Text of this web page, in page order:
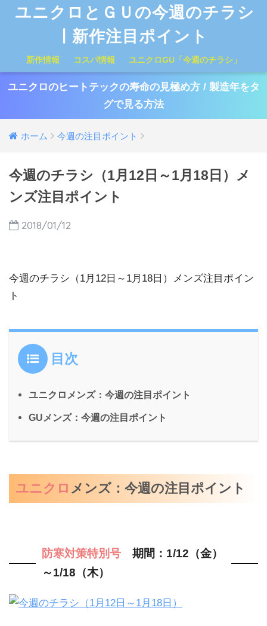
ユニクロとＧＵの今週のチラシ
| 新作注目ポイント
新作情報 コスパ情報 ユニクロGU「今週のチラシ」
ユニクロのヒートテックの寿命の見極め方 / 製造年をタ
グで見る方法
ホーム 今週の注目ポイント
今週のチラシ（1月12日～1月18日）メ
ンズ注目ポイント
2018/01/12
今週のチラシ（1月12日～1月18日）メンズ注目ポイン
ト
目次
ユニクロメンズ：今週の注目ポイント
GUメンズ：今週の注目ポイント
ユニクロ メンズ：今週の注目ポイント
防寒対策特別号 期間：1/12（金）
～1/18（木）